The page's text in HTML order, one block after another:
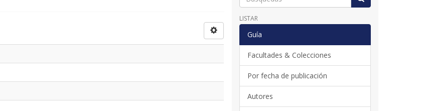
LISTAR
Guía
Facultades & Colecciones
Por fecha de publicación
Autores